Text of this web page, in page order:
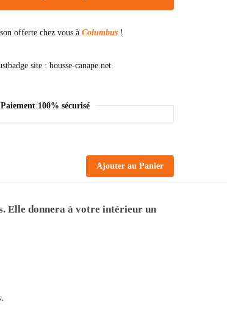
offerte chez vous àColumbus !
Paiement 100% sécurisé
Ajouter au Panier
Elle donnera à votre intérieur un